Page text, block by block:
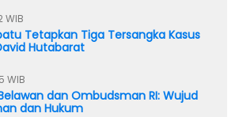
WIB
Tetapkan Tiga Tersangka Kasus
Hutabarat
WIB
dan Ombudsman RI: Wujud
dan Hukum